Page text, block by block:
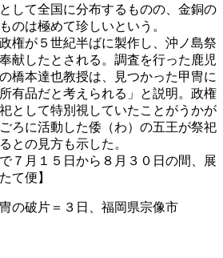
して全国に分布するものの、金銅の
のは極めて珍しいという。
権が５世紀半ばに製作し、沖ノ島祭
献したとされる。調査を行った鹿児
橋本達也教授は、見つかった甲冑に
有品だと考えられる」と説明。政権
として特別視していたことがうかが
ろに活動した倭（わ）の五王が祭祀
との見方も示した。
７月１５日から８月３０日の間、展
て便】
の破片＝３日、福岡県宗像市